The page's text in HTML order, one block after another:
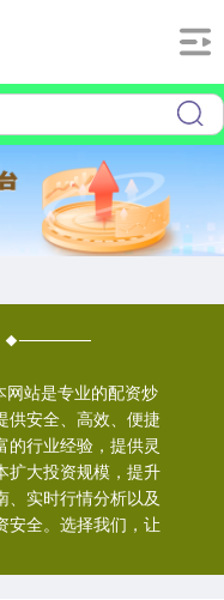
站是专业的配资炒
供安全、高效、便捷
的行业经验，提供灵
扩大投资规模，提升
、实时行情分析以及
安全。选择我们，让